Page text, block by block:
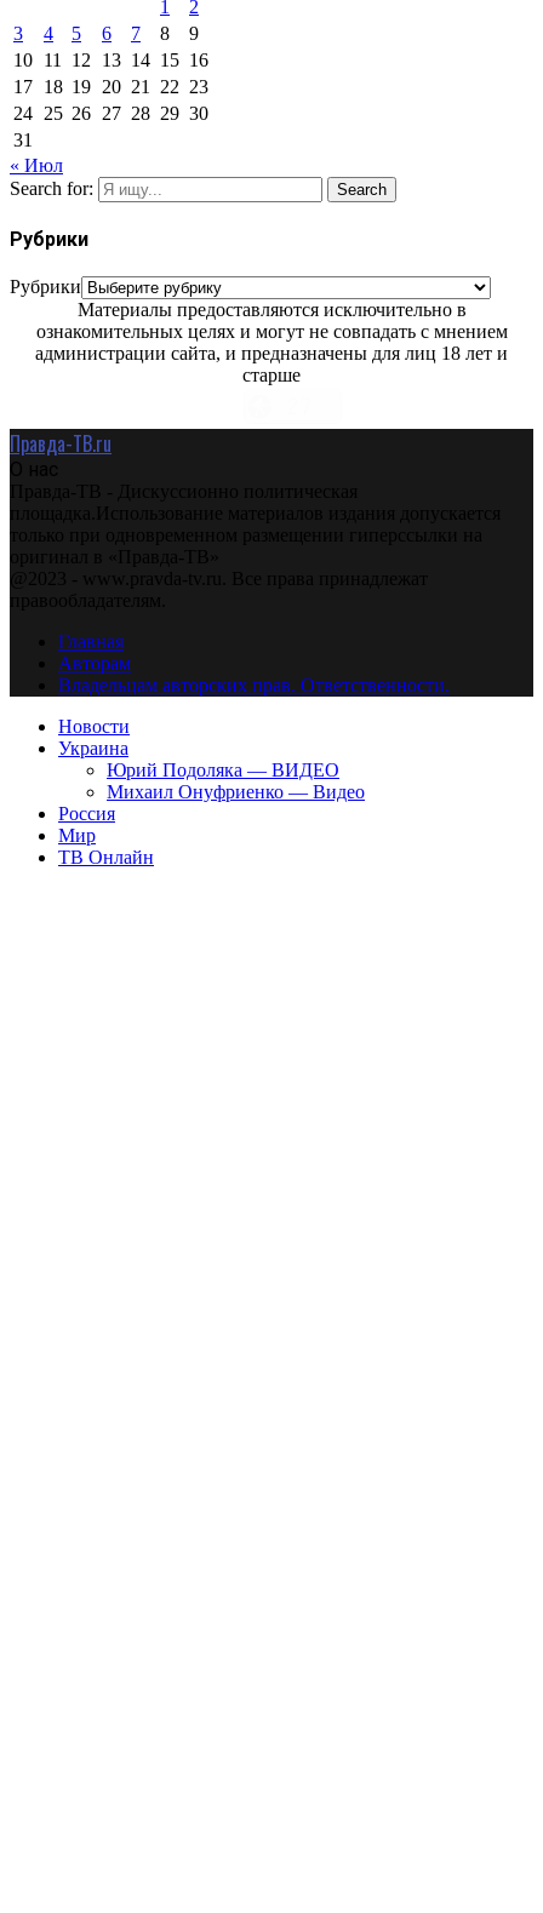
1
2
3
4 5 6 7 8
9
10 11 12 13 14 15 16
17 18 19 20 21 22 23
24 25 26 27 28 29 30
31
« Июл
Search for:
Search
Рубрики
Рубрики
Материалы предоставляются исключительно в
ознакомительных целях и могут не совпадать с мнением
администрации сайта, и предназначены для лиц 18 лет и
старше
Правда-ТВ.ru
О нас
Правда-ТВ - Дискуссионно политическая
площадка.Использование материалов издания допускается
только при одновременном размещении гиперссылки на
оригинал в «Правда-ТВ»
@2023 - www.pravda-tv.ru. Все права принадлежат
правообладателям.
Главная
Авторам
Владельцам авторских прав. Ответственности.
Новости
Украина
Юрий Подоляка — ВИДЕО
Михаил Онуфриенко — Видео
Россия
Мир
ТВ Онлайн